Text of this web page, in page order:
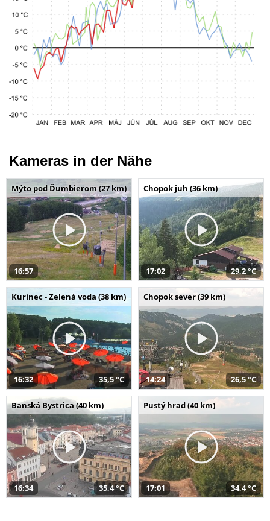
Kameras in der Nähe
Mýto pod Ďumbierom (27 km)
16:57
Chopok juh (36 km)
17:02 29,2 °C
Kurinec - Zelená voda (38 km)
16:32 35,5 °C
Chopok sever (39 km)
14:24 26,5 °C
Banská Bystrica (40 km)
16:34 35,4 °C
Pustý hrad (40 km)
17:01 34,4 °C